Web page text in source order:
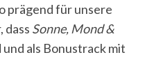
prägend für unsere
dass Sonne, Mond &
als Bonustrack mit